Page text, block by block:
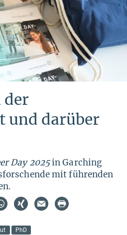
der
und darüber
Day 2025in Garching
mit führenden
PhD